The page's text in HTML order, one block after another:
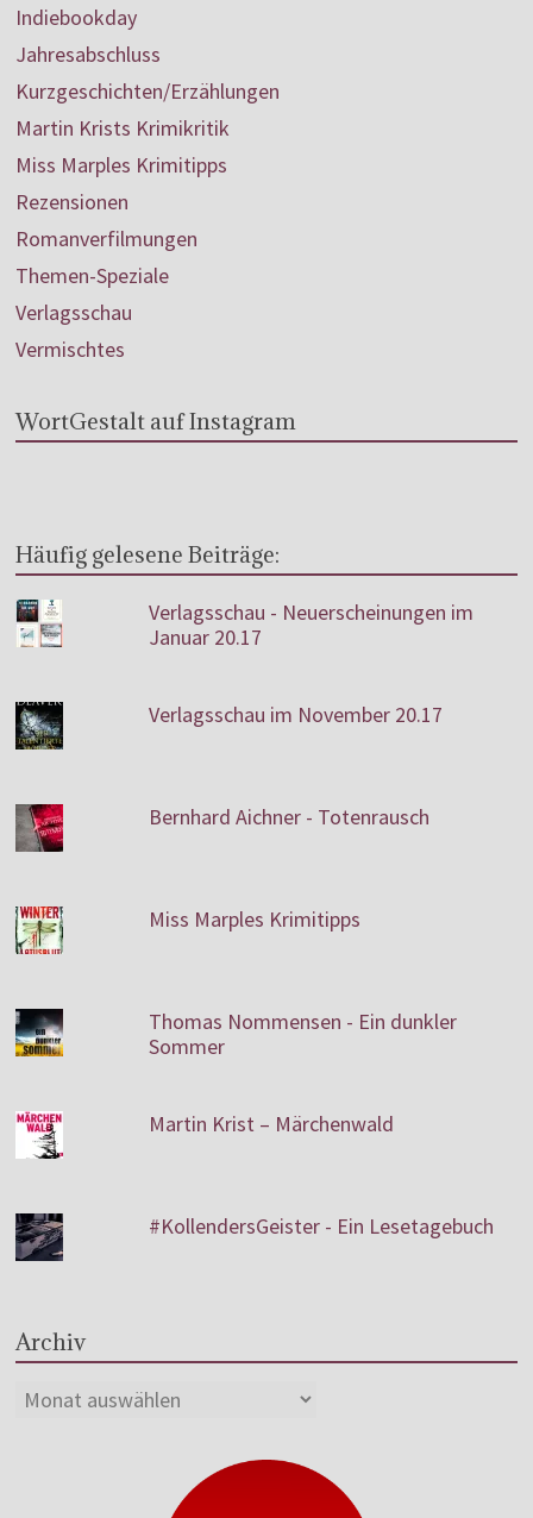
Indiebookday
Jahresabschluss
Kurzgeschichten/Erzählungen
Martin Krists Krimikritik
Miss Marples Krimitipps
Rezensionen
Romanverfilmungen
Themen-Speziale
Verlagsschau
Vermischtes
WortGestalt auf Instagram
Häufig gelesene Beiträge:
Verlagsschau - Neuerscheinungen im
Januar 20.17
Verlagsschau im November 20.17
Bernhard Aichner - Totenrausch
Miss Marples Krimitipps
Thomas Nommensen - Ein dunkler
Sommer
Martin Krist – Märchenwald
#KollendersGeister - Ein Lesetagebuch
Archiv